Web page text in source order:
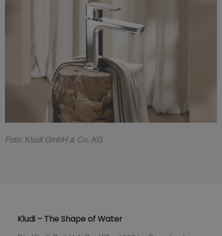
Foto: Kludi GmbH & Co. KG
Kludi – The Shape of Water